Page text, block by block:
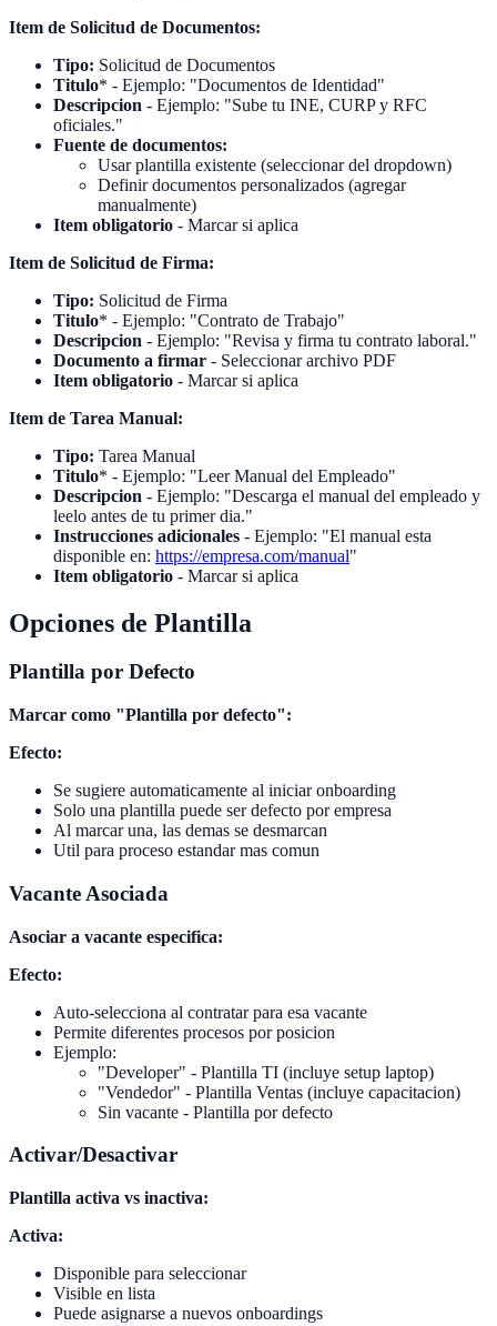
Item de Solicitud de Documentos:
Tipo: Solicitud de Documentos
Titulo* - Ejemplo: "Documentos de Identidad"
Descripcion - Ejemplo: "Sube tu INE, CURP y RFC
oficiales."
Fuente de documentos:
Usar plantilla existente (seleccionar del dropdown)
Definir documentos personalizados (agregar
manualmente)
Item obligatorio - Marcar si aplica
Item de Solicitud de Firma:
Tipo: Solicitud de Firma
Titulo* - Ejemplo: "Contrato de Trabajo"
Descripcion - Ejemplo: "Revisa y firma tu contrato laboral."
Documento a firmar - Seleccionar archivo PDF
Item obligatorio - Marcar si aplica
Item de Tarea Manual:
Tipo: Tarea Manual
Titulo* - Ejemplo: "Leer Manual del Empleado"
Descripcion - Ejemplo: "Descarga el manual del empleado y
leelo antes de tu primer dia."
Instrucciones adicionales - Ejemplo: "El manual esta
disponible en: https://empresa.com/manual"
Item obligatorio - Marcar si aplica
Opciones de Plantilla
Plantilla por Defecto
Marcar como "Plantilla por defecto":
Efecto:
Se sugiere automaticamente al iniciar onboarding
Solo una plantilla puede ser defecto por empresa
Al marcar una, las demas se desmarcan
Util para proceso estandar mas comun
Vacante Asociada
Asociar a vacante especifica:
Efecto:
Auto-selecciona al contratar para esa vacante
Permite diferentes procesos por posicion
Ejemplo:
"Developer" - Plantilla TI (incluye setup laptop)
"Vendedor" - Plantilla Ventas (incluye capacitacion)
Sin vacante - Plantilla por defecto
Activar/Desactivar
Plantilla activa vs inactiva:
Activa:
Disponible para seleccionar
Visible en lista
Puede asignarse a nuevos onboardings